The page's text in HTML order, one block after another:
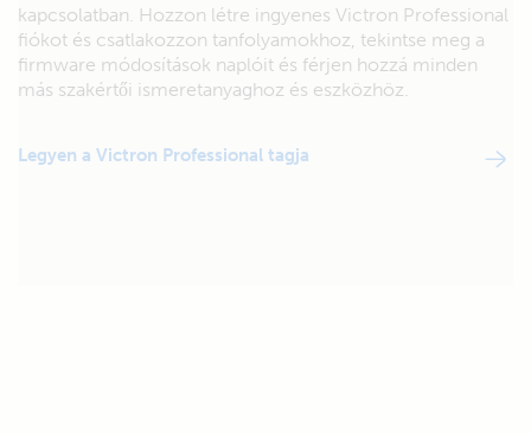
kapcsolatban. Hozzon létre ingyenes Victron Professional
fiókot és csatlakozzon tanfolyamokhoz, tekintse meg a
firmware módosítások naplóit és férjen hozzá minden
más szakértői ismeretanyaghoz és eszközhöz.
Legyen a Victron Professional tagja